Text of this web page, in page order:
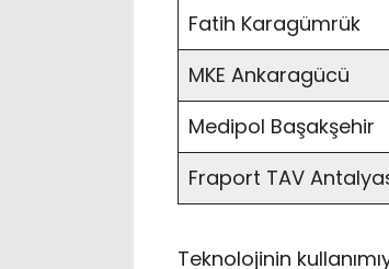
Fatih Karagümrük
MKE Ankaragücü
Medipol Başakşehir
Fraport TAV
Teknolojinin